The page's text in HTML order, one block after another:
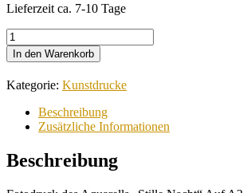
Lieferzeit ca. 7-10 Tage
Wandbild
"Stille
Nacht"
(A2,
inklusive
Holzrahmen)
Menge
In den Warenkorb
Kategorie: Kunstdrucke
Beschreibung
Zusätzliche Informationen
Beschreibung